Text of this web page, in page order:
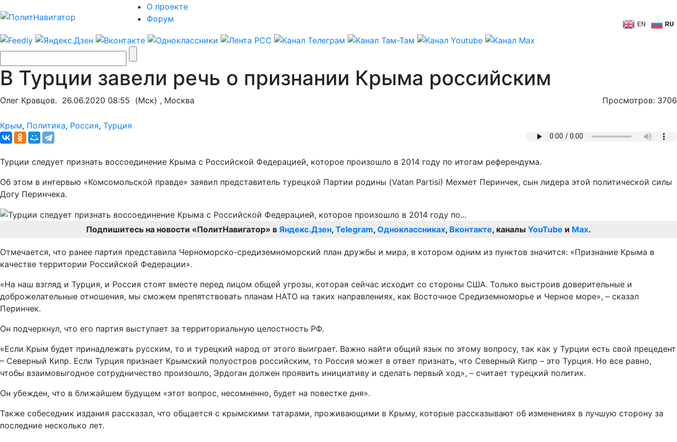
О проекте
Форум
EN RU
В Турции завели речь о признании Крыма российским
Олег Кравцов. 26.06.2020 08:55 (Мск) , Москва Просмотров: 3706
Крым, Политика, Россия, Турция
Турции следует признать воссоединение Крыма с Российской Федерацией, которое произошло в 2014 году по итогам референдума.
Об этом в интервью «Комсомольской правде» заявил представитель турецкой Партии родины (Vatan Partisi) Мехмет Перинчек, сын лидера этой политической силы
Догу Перинчека.
Подпишитесь на новости «ПолитНавигатор» в Яндекс.Дзен, Telegram, Одноклассниках, Вконтакте, каналы YouTube и Max.
Отмечается, что ранее партия представила Черноморско-средиземноморский план дружбы и мира, в котором одним из пунктов значится: «Признание Крыма в
качестве территории Российской Федерации».
«На наш взгляд и Турция, и Россия стоят вместе перед лицом общей угрозы, которая сейчас исходит со стороны США. Только выстроив доверительные и
доброжелательные отношения, мы сможем препятствовать планам НАТО на таких направлениях, как Восточное Средиземноморье и Черное море», – сказал
Перинчек.
Он подчеркнул, что его партия выступает за территориальную целостность РФ.
«Если Крым будет принадлежать русским, то и турецкий народ от этого выиграет. Важно найти общий язык по этому вопросу, так как у Турции есть свой прецедент
– Северный Кипр. Если Турция признает Крымский полуостров российским, то Россия может в ответ признать, что Северный Кипр – это Турция. Но все равно,
чтобы взаимовыгодное сотрудничество произошло, Эрдоган должен проявить инициативу и сделать первый ход», – считает турецкий политик.
Он убежден, что в ближайшем будущем «этот вопрос, несомненно, будет на повестке дня».
Также собеседник издания рассказал, что общается с крымскими татарами, проживающими в Крыму, которые рассказывают об изменениях в лучшую сторону за
последние несколько лет.